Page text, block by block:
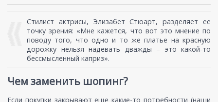
Стилист актрисы, Элизабет Стюарт, разделяет ее
точку зрения: «Мне кажется, что вот это мнение по
поводу того, что одно и то же платье на красную
дорожку нельзя надевать дважды – это какой-то
бессмысленный каприз».
Чем заменить шопинг?
Если покупки закрывают еще какие-то потребности (наши